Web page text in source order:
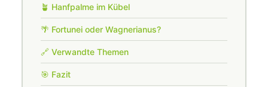
🪴 Hanfpalme im Kübel
🌴 Fortunei oder Wagnerianus?
🔗 Verwandte Themen
🎯 Fazit